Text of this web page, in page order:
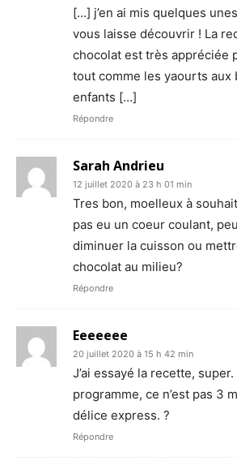
[…] j’en ai mis quelques
vous laisse découvrir ! La
chocolat est très appréciée
tout comme les yaourts aux
enfants […]
Répondre
Sarah Andrieu
12 juillet 2020 à 23 h 01 min
Tres bon, moelleux à
pas eu un coeur coulant,
diminuer la cuisson ou
chocolat au milieu?
Répondre
Eeeeeee
20 juillet 2020 à 15 h 42 min
J’ai essayé la recette,
programme, ce n’est pas 3
délice express. ?
Répondre